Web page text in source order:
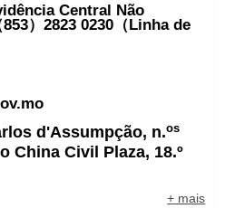
Central Não
）2823 0230（Linha de
d'Assumpção, n.os
China Civil Plaza, 18.º
+ mais